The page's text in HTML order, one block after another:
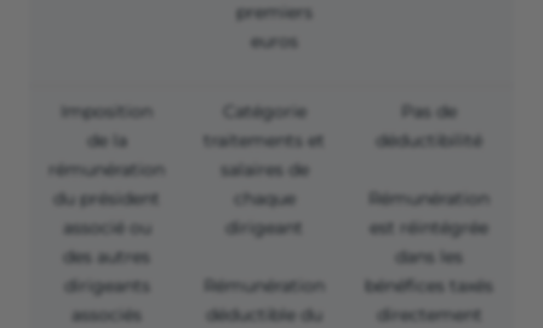
premiers
euros
Imposition
de la
rémunération
du président
associé ou
des autres
dirigeants
associés
Catégorie
traitements et
salaires de
chaque
dirigeant
Rémunération
déductible du
Pas de
déductibilité
Rémunération
est réintégrée
dans les
bénéfices taxés
directement